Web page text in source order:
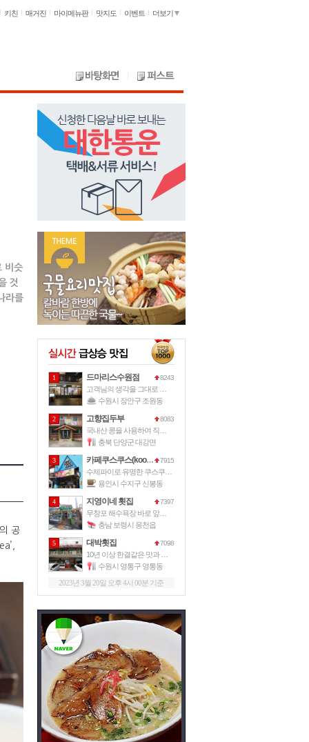
더보기
키친 매거진 마이메뉴판 맛지도 이벤트
비슷
것
라를
공
1 드마리스수원점 8243
수원시 장안구 조원동
2 고향집두부 8083
충북 단양군 대강면
3 카페쿠스쿠스(kooskoos) 7915
수제파이로 유명한 쿠스쿠스파이에서 운
용인시 수지구 신봉동
4 지영이네 횟집 7397
무창포 해수욕장 바로 앞에 위치한 이
충남 보령시 웅천읍
5 대박횟집 7098
수원시 영통구 영통동
2023년 3월 20일 오후 4시 00분 기준